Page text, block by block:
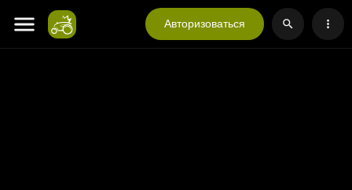
Авторизоваться